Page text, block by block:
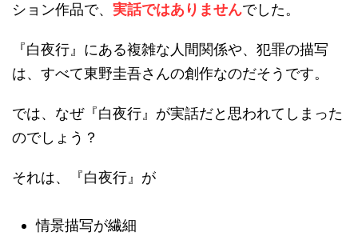
ション作品で、 実話ではありませんでした。
『白夜行』にある複雑な人間関係や、犯罪の描写
は、すべて東野圭吾さんの創作なのだそうです。
では、なぜ『白夜行』が実話だと思われてしまった
のでしょう？
それは、『白夜行』が
情景描写が繊細